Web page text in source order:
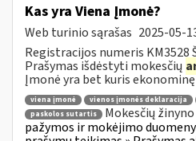
Kas yra Viena Įmonė?
Web turinio sąrašas 2025-05-
Registracijos numeris
Prašymas išdėstyti mokesčių
Įmonė yra bet kuris
viena įmonė vienos įmonės deklaracija
paskolos sutartis
Mokesčių
pažymos ir mokėjimo